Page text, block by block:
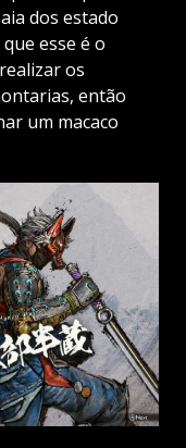
dos estado
esse é o
os
então
um macaco